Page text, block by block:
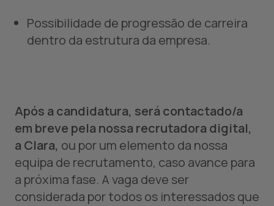
Possibilidade de progressão de carreira
dentro da estrutura da empresa.
Após a candidatura, será contactado/a
em breve pela nossa recrutadora digital,
a Clara, ou por um elemento da nossa
equipa de recrutamento, caso avance para
a próxima fase. A vaga deve ser
considerada por todos os interessados que